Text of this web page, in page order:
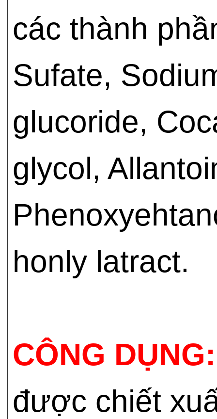
các thành
Sufate,
glucoride,
glycol,
honly latract.
CÔNG DỤNG:
được chiết